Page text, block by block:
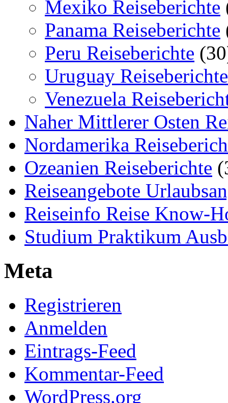
Mexiko Reiseberichte
Panama Reiseberichte
Peru Reiseberichte
Uruguay Reiseberichte
Venezuela
Naher Mittlerer Osten
Nordamerika
Ozeanien Reiseberichte
Reiseangebote
Reiseinfo Reise Know-
Studium Praktikum
Meta
Registrieren
Anmelden
Eintrags-Feed
Kommentar-Feed
WordPress.org